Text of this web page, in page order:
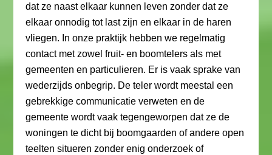
dat ze naast elkaar kunnen leven zonder dat ze
elkaar onnodig tot last zijn en elkaar in de haren
vliegen. In onze praktijk hebben we regelmatig
contact met zowel fruit- en boomtelers als met
gemeenten en particulieren. Er is vaak sprake van
wederzijds onbegrip. De teler wordt meestal een
gebrekkige communicatie verweten en de
gemeente wordt vaak tegengeworpen dat ze de
woningen te dicht bij boomgaarden of andere open
teelten situeren zonder enig onderzoek of